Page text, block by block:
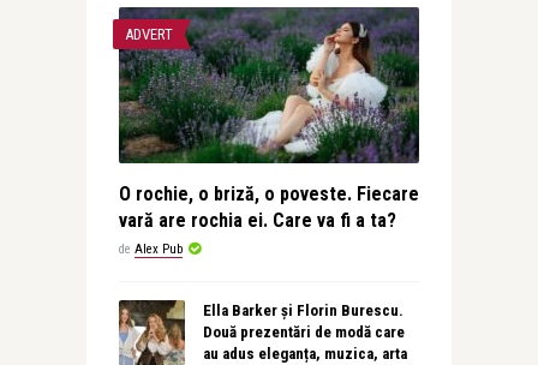
ADVERT
O rochie, o briză, o poveste. Fiecare
vară are rochia ei. Care va fi a ta?
de Alex Pub
Ella Barker și Florin Burescu.
Două prezentări de modă care
au adus eleganța, muzica, arta